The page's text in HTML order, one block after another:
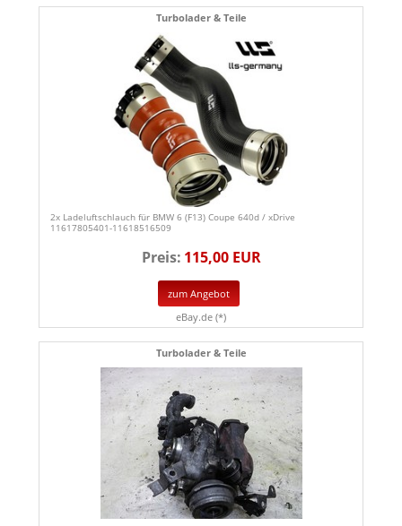
Turbolader & Teile
2x Ladeluftschlauch für BMW 6 (F13) Coupe 640d / xDrive
11617805401-11618516509
Preis: 115,00 EUR
zum Angebot
eBay.de (*)
Turbolader & Teile